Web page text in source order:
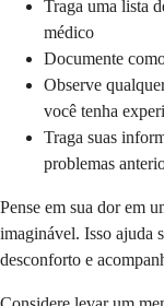
Traga uma lista
médico
Documente
Observe
você tenha
Traga suas
problemas
Pense em sua dor em
imaginável. Isso ajuda
desconforto e